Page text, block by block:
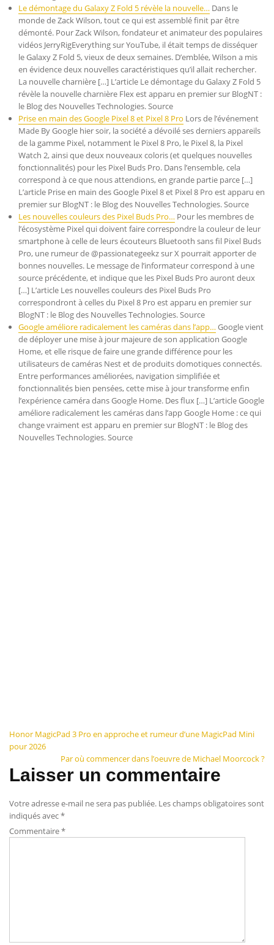
Le démontage du Galaxy Z Fold 5 révèle la nouvelle… Dans le
monde de Zack Wilson, tout ce qui est assemblé finit par être
démonté. Pour Zack Wilson, fondateur et animateur des populaires
vidéos JerryRigEverything sur YouTube, il était temps de disséquer
le Galaxy Z Fold 5, vieux de deux semaines. D’emblée, Wilson a mis
en évidence deux nouvelles caractéristiques qu’il allait rechercher.
La nouvelle charnière […] L’article Le démontage du Galaxy Z Fold 5
révèle la nouvelle charnière Flex est apparu en premier sur BlogNT :
le Blog des Nouvelles Technologies. Source
Prise en main des Google Pixel 8 et Pixel 8 Pro Lors de l’événement
Made By Google hier soir, la société a dévoilé ses derniers appareils
de la gamme Pixel, notamment le Pixel 8 Pro, le Pixel 8, la Pixel
Watch 2, ainsi que deux nouveaux coloris (et quelques nouvelles
fonctionnalités) pour les Pixel Buds Pro. Dans l’ensemble, cela
correspond à ce que nous attendions, en grande partie parce […]
L’article Prise en main des Google Pixel 8 et Pixel 8 Pro est apparu en
premier sur BlogNT : le Blog des Nouvelles Technologies. Source
Les nouvelles couleurs des Pixel Buds Pro… Pour les membres de
l’écosystème Pixel qui doivent faire correspondre la couleur de leur
smartphone à celle de leurs écouteurs Bluetooth sans fil Pixel Buds
Pro, une rumeur de @passionategeekz sur X pourrait apporter de
bonnes nouvelles. Le message de l’informateur correspond à une
source précédente, et indique que les Pixel Buds Pro auront deux
[…] L’article Les nouvelles couleurs des Pixel Buds Pro
correspondront à celles du Pixel 8 Pro est apparu en premier sur
BlogNT : le Blog des Nouvelles Technologies. Source
Google améliore radicalement les caméras dans l’app…Google vient
de déployer une mise à jour majeure de son application Google
Home, et elle risque de faire une grande différence pour les
utilisateurs de caméras Nest et de produits domotiques connectés.
Entre performances améliorées, navigation simplifiée et
fonctionnalités bien pensées, cette mise à jour transforme enfin
l’expérience caméra dans Google Home. Des flux […] L’article Google
améliore radicalement les caméras dans l’app Google Home : ce qui
change vraiment est apparu en premier sur BlogNT : le Blog des
Nouvelles Technologies. Source
Navigation
de
l’article
Honor MagicPad 3 Pro en approche et rumeur d’une MagicPad Mini
pour 2026
Par où commencer dans l’oeuvre de Michael Moorcock ?
Laisser un commentaire
Votre adresse e-mail ne sera pas publiée. Les champs obligatoires sont
indiqués avec*
Commentaire*